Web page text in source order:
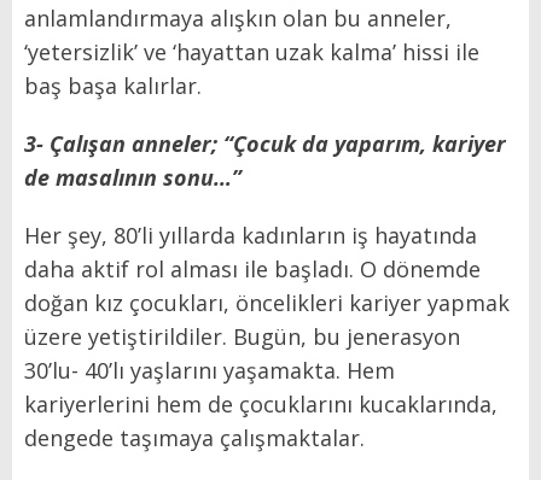
anlamlandırmaya alışkın olan bu anneler,
‘yetersizlik’ ve ‘hayattan uzak kalma’ hissi ile
baş başa kalırlar.
3- Çalışan anneler; “Çocuk da yaparım, kariyer
de masalının sonu…”
Her şey, 80’li yıllarda kadınların iş hayatında
daha aktif rol alması ile başladı. O dönemde
doğan kız çocukları, öncelikleri kariyer yapmak
üzere yetiştirildiler. Bugün, bu jenerasyon
30’lu- 40’lı yaşlarını yaşamakta. Hem
kariyerlerini hem de çocuklarını kucaklarında,
dengede taşımaya çalışmaktalar.